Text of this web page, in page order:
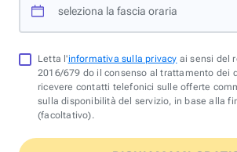
seleziona la fascia oraria
Letta l'informativa sulla privacy ai sensi del
2016/679 do il consenso al trattamento dei
ricevere contatti telefonici sulle offerte
sulla disponibilità del servizio, in base alla
(facoltativo).